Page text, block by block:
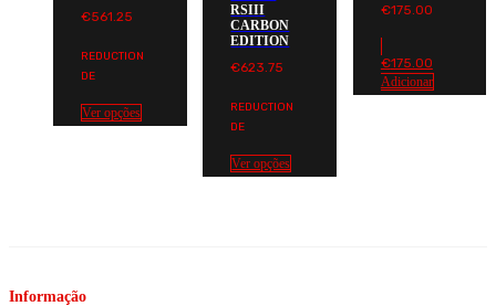
€561.25
REDUCTION
DE
Ver opções
RSIII
CARBON
EDITION
€623.75
REDUCTION
DE
Ver opções
€175.00
€175.00
Adicionar
Informação